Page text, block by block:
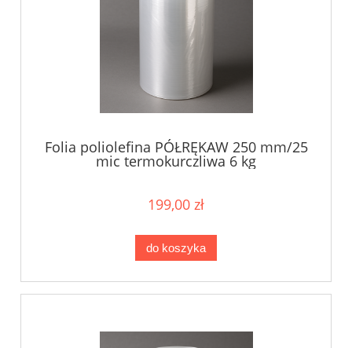
Folia poliolefina PÓŁRĘKAW 250 mm/25
mic termokurczliwa 6 kg
199,00 zł
do koszyka